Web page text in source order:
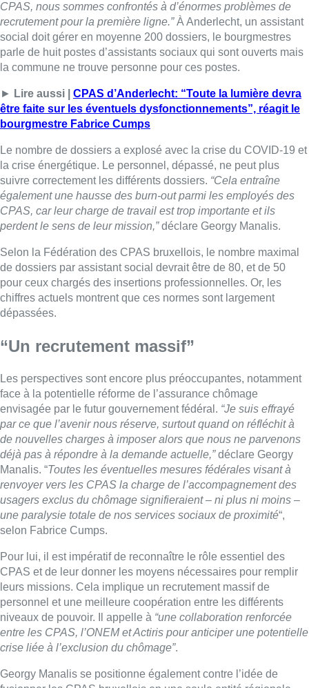
CPAS, nous sommes confrontés à d’énormes problèmes de
recrutement pour la première ligne.”À Anderlecht, un assistant
social doit gérer en moyenne 200 dossiers, le bourgmestres
parle de huit postes d’assistants sociaux qui sont ouverts mais
la commune ne trouve personne pour ces postes.
► Lire aussi | CPAS d’Anderlecht: “Toute la lumière devra
être faite sur les éventuels dysfonctionnements”, réagit le
bourgmestre Fabrice Cumps
Le nombre de dossiers a explosé avec la crise du COVID-19 et
la crise énergétique. Le personnel, dépassé, ne peut plus
suivre correctement les différents dossiers. “Cela entraîne
également une hausse des burn-out parmi les employés des
CPAS, car leur charge de travail est trop importante et ils
perdent le sens de leur mission,”déclare Georgy Manalis.
Selon la Fédération des CPAS bruxellois, le nombre maximal
de dossiers par assistant social devrait être de 80, et de 50
pour ceux chargés des insertions professionnelles. Or, les
chiffres actuels montrent que ces normes sont largement
dépassées.
“Un recrutement massif”
Les perspectives sont encore plus préoccupantes, notamment
face à la potentielle réforme de l’assurance chômage
envisagée par le futur gouvernement fédéral. “Je suis effrayé
par ce que l’avenir nous réserve, surtout quand on réfléchit à
de nouvelles charges à imposer alors que nous ne parvenons
déjà pas à répondre à la demande actuelle,”déclare Georgy
Manalis. “Toutes les éventuelles mesures fédérales visant à
renvoyer vers les CPAS la charge de l’accompagnement des
usagers exclus du chômage signifieraient – ni plus ni moins –
une paralysie totale de nos services sociaux de proximité“,
selon Fabrice Cumps.
Pour lui, il est impératif de reconnaître le rôle essentiel des
CPAS et de leur donner les moyens nécessaires pour remplir
leurs missions. Cela implique un recrutement massif de
personnel et une meilleure coopération entre les différents
niveaux de pouvoir. Il appelle à “une collaboration renforcée
entre les CPAS, l’ONEM et Actiris pour anticiper une potentielle
crise liée à l’exclusion du chômage”.
Georgy Manalis se positionne également contre l’idée de